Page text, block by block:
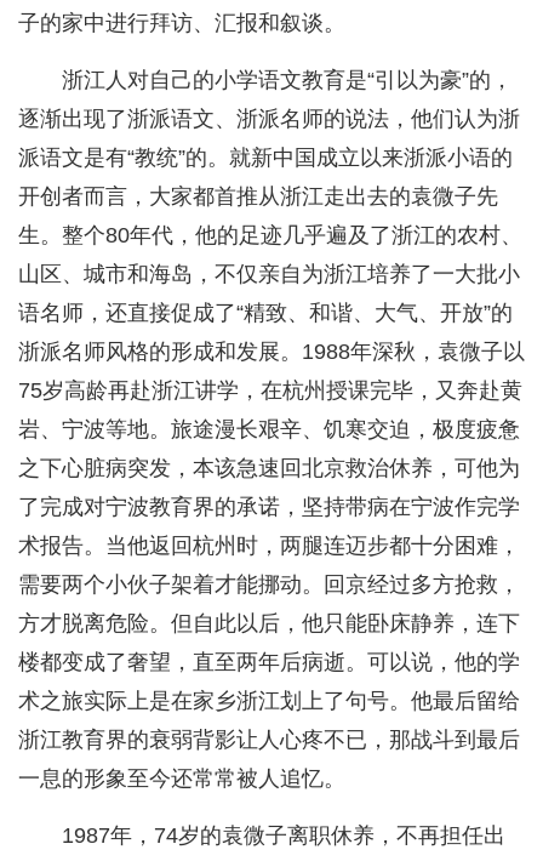
子的家中进行拜访、汇报和叙谈。
浙江人对自己的小学语文教育是“引以为豪”的，
逐渐出现了浙派语文、浙派名师的说法，他们认为浙
派语文是有“教统”的。就新中国成立以来浙派小语的
开创者而言，大家都首推从浙江走出去的袁微子先
生。整个80年代，他的足迹几乎遍及了浙江的农村、
山区、城市和海岛，不仅亲自为浙江培养了一大批小
语名师，还直接促成了“精致、和谐、大气、开放”的
浙派名师风格的形成和发展。1988年深秋，袁微子以
75岁高龄再赴浙江讲学，在杭州授课完毕，又奔赴黄
岩、宁波等地。旅途漫长艰辛、饥寒交迫，极度疲惫
之下心脏病突发，本该急速回北京救治休养，可他为
了完成对宁波教育界的承诺，坚持带病在宁波作完学
术报告。当他返回杭州时，两腿连迈步都十分困难，
需要两个小伙子架着才能挪动。回京经过多方抢救，
方才脱离危险。但自此以后，他只能卧床静养，连下
楼都变成了奢望，直至两年后病逝。可以说，他的学
术之旅实际上是在家乡浙江划上了句号。他最后留给
浙江教育界的衰弱背影让人心疼不已，那战斗到最后
一息的形象至今还常常被人追忆。
1987年，74岁的袁微子离职休养，不再担任出